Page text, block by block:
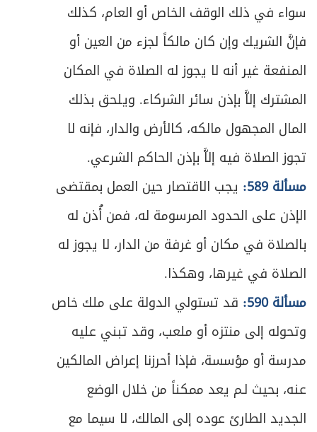
سواء في ذلك الوقف الخاص أو العام، كذلك
فإنَّ الشريك وإن كان مالكاً لجزء من العين أو
المنفعة غير أنه لا يجوز له الصلاة في المكان
المشترك إلاَّ بإذن سائر الشركاء. ويلحق بذلك
المال المجهول مالكه، كالأرض والدار، فإنه لا
تجوز الصلاة فيه إلاَّ بإذن الحاكم الشرعي.
مسألة 589:
يجب الاقتصار حين العمل بمقتضى
الإذن على الحدود المرسومة له، فمن أُذن له
بالصلاة في مكان أو غرفة من الدار، لا يجوز له
الصلاة في غيرها، وهكذا.
مسألة 590:
قد تستولي الدولة على ملك خاص
وتحوله إلى منتزه أو ملعب، وقد تبني عليه
مدرسة أو مؤسسة، فإذا أحرزنا إعراض المالكين
عنه، بحيث لـم يعد ممكناً من خلال الوضع
الجديد الطارئ عوده إلى المالك، لا سيما مع
ص
388 المبحث الثالث ـ في شروط الاقتداء
ص
394 المبحث الرابع ـ في شروط إمام الجماعة
398 المبحث الخامس ـ في كيفية صلاة الجماعة
ص
400
المبحث السادس ـ في أحكام مترتبة على
الجماعة
ص
403
الفصل السادس - في سائر الصلوات الواجبة
والمستحبة
ص
405 المبحث الأول ـ في صلاة الجمعة
ص
409 المبحث الثاني ـ في صلاة الآيات
413 المبحث الثالث ـ في صلاة العيدين
ص
415 المبحث الرابع ـ في صلوات أخرى مستحبة
417 الفصل السابع - في القضاء